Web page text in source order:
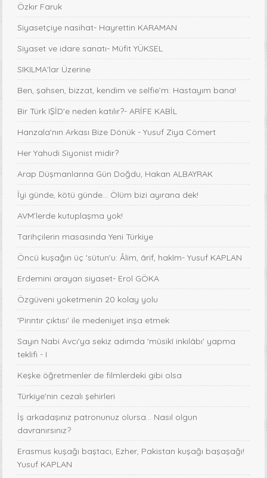
Özkır Faruk
Siyasetçiye nasihat- Hayrettin KARAMAN
Siyaset ve idare sanatı- Müfit YÜKSEL
SIKILMA'lar Üzerine
Ben, şahsen, bizzat, kendim ve selfie’m: Hastayım bana!
Bir Türk IŞİD'e neden katılır?- ARİFE KABİL
Hanzala'nın Arkası Bize Dönük - Yusuf Ziya Cömert
Her Yahudi Siyonist midir?
Arap Düşmanlarına Gün Doğdu, Hakan ALBAYRAK
İyi günde, kötü günde... Ölüm bizi ayırana dek!
AVM’lerde kutuplaşma yok!
Tarihçilerin masasında Yeni Türkiye
Öncü kuşağın üç 'sütun'u: Âlim, ârif, hakîm- Yusuf KAPLAN
Erdemini arayan siyaset- Erol GÖKA
Özgüveni yoketmenin 20 kolay yolu
'Pirıntır çıktısı' ile medeniyet inşa etmek
Sayın Nabi Avcı'ya sekiz adımda 'mûsikî inkılâbı' yapma
teklifi - I
Keşke öğretmenler de filmlerdeki gibi olsa
Türkiye'nin cezalı şehirleri
İş arkadaşınız patronunuz olursa… Nasıl olgun
davranırsınız?
Erasmus kuşağı baştacı, Ezher, Pakistan kuşağı başaşağı!
Yusuf KAPLAN